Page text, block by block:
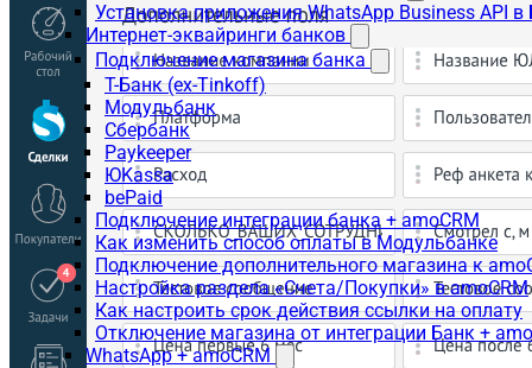
Установка приложения WhatsApp Business API
Интернет-эквайринги банков
Подключение магазина банка
Т-Банк (ex-Tinkoff)
Модульбанк
Сбербанк
Paykeeper
ЮKassa
bePaid
Подключение интеграции банка + amoCRM
Как изменить способ оплаты в Модульбанке
Подключение дополнительного магазина к
Настройка раздела «Счета/Покупки» в amoCRM
Как настроить срок действия ссылки на оплату
Отключение магазина от интеграции Банк +
WhatsApp + amoCRM